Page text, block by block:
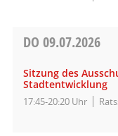
DO 09.07.2026
Sitzung des
Stadtentwicklung
17:45-20:20 Uhr